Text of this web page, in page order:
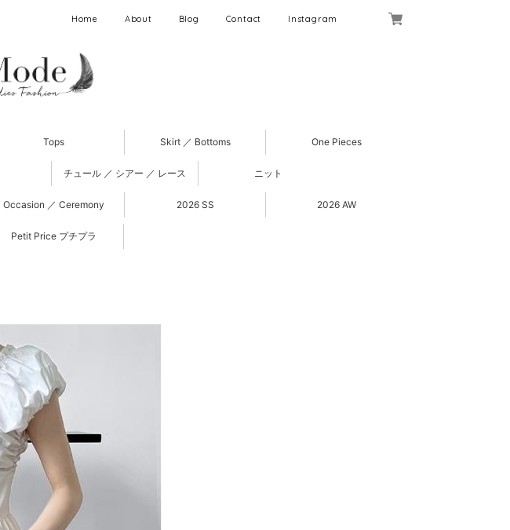
Home About Blog Contact Instagram
Tops Skirt ／ Bottoms One Pieces
チュール ／ シアー ／ レース ニット
Occasion ／ Ceremony 2026 SS 2026 AW
Petit Price プチプラ